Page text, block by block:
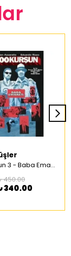
100 Kurşun 3 - Baba Emaneti Türkçe Çizgi Roman
450.00
340.00